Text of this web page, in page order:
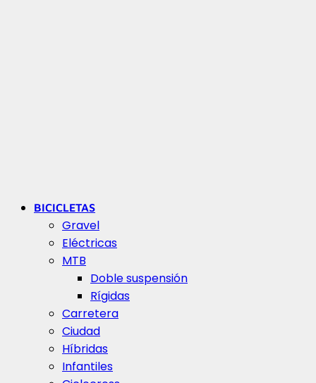
BICICLETAS
Gravel
Eléctricas
MTB
Doble suspensión
Rígidas
Carretera
Ciudad
Híbridas
Infantiles